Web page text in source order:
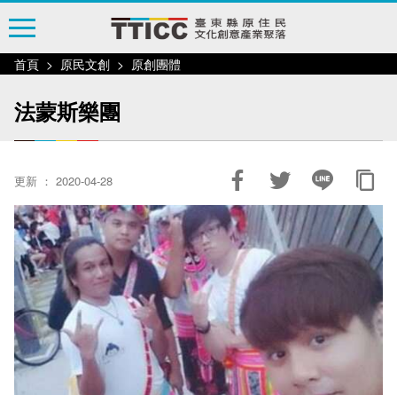
跳
到
主
要首頁 原民文創 原創團體
法蒙斯樂團
更新 ： 2020-04-28